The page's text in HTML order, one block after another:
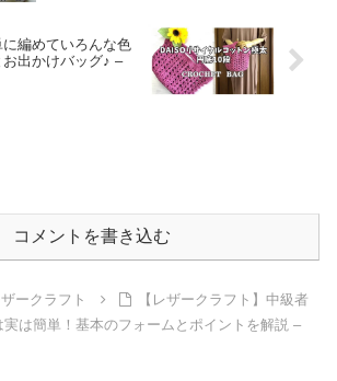
に編めていろんな色
出かけバッグ♪ –
コメントを書き込む
ークラフト
【レザークラフト】中級者
は簡単！基本のフォームとポイントを解説 –